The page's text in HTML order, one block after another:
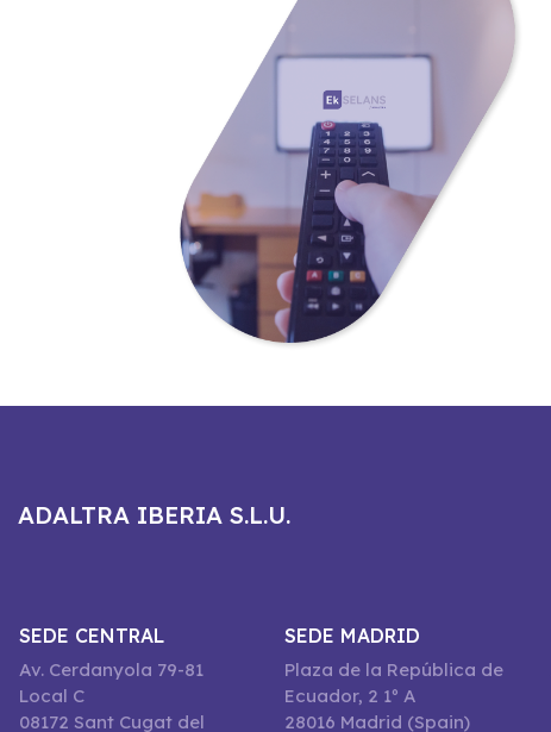
ADALTRA IBERIA S.L.U.
SEDE CENTRAL
Av. Cerdanyola 79-81
Local C
08172 Sant Cugat del
SEDE MADRID
Plaza de la República de
Ecuador, 2 1º A
28016 Madrid (Spain)